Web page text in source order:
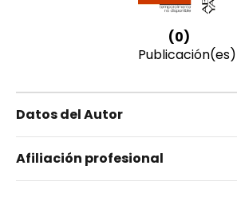
(0)
Publicación(es)
Datos del Autor
Saquiacela, Nathaly
Afiliación profesional